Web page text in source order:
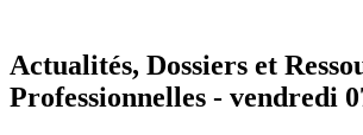
Actualités, Dossiers et
Professionnelles - vendredi